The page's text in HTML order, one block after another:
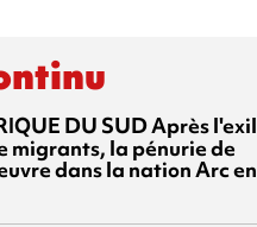
DU SUDAprès l'exil
migrants, la pénurie de
dans la nation Arc en